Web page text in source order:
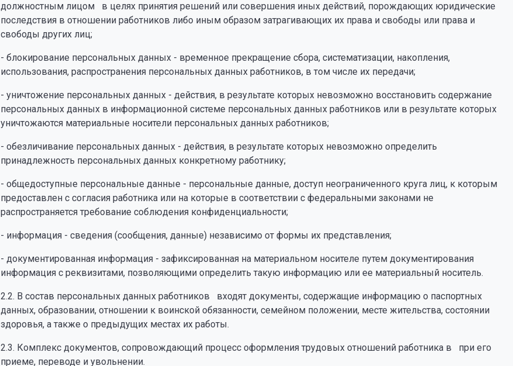
должностным лицом в целях принятия решений или совершения иных действий, порождающих юридические
последствия в отношении работников либо иным образом затрагивающих их права и свободы или права и
свободы других лиц;
- блокирование персональных данных - временное прекращение сбора, систематизации, накопления,
использования, распространения персональных данных работников, в том числе их передачи;
- уничтожение персональных данных - действия, в результате которых невозможно восстановить содержание
персональных данных в информационной системе персональных данных работников или в результате которых
уничтожаются материальные носители персональных данных работников;
- обезличивание персональных данных - действия, в результате которых невозможно определить
принадлежность персональных данных конкретному работнику;
- общедоступные персональные данные - персональные данные, доступ неограниченного круга лиц, к которым
предоставлен с согласия работника или на которые в соответствии с федеральными законами не
распространяется требование соблюдения конфиденциальности;
- информация - сведения (сообщения, данные) независимо от формы их представления;
- документированная информация - зафиксированная на материальном носителе путем документирования
информация с реквизитами, позволяющими определить такую информацию или ее материальный носитель.
2.2. В состав персональных данных работников входят документы, содержащие информацию о паспортных
данных, образовании, отношении к воинской обязанности, семейном положении, месте жительства, состоянии
здоровья, а также о предыдущих местах их работы.
2.3. Комплекс документов, сопровождающий процесс оформления трудовых отношений работника в при его
приеме, переводе и увольнении.